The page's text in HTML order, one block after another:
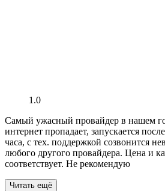
1.0
Самый ужасный провайдер в нашем
интернет пропадает, запускается
часа, с тех. поддержкой созвонится
любого другого провайдера. Цена и
соответствует. Не рекомендую
Читать ещё